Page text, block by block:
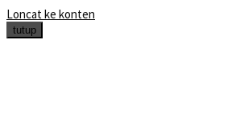
Loncat ke konten
tutup